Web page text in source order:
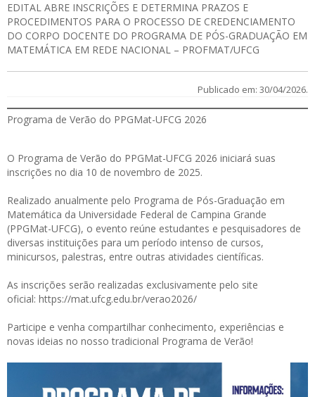
EDITAL ABRE INSCRIÇÕES E DETERMINA PRAZOS E
PROCEDIMENTOS PARA O PROCESSO DE CREDENCIAMENTO
DO CORPO DOCENTE DO PROGRAMA DE PÓS-GRADUAÇÃO EM
MATEMÁTICA EM REDE NACIONAL – PROFMAT/UFCG
Publicado em: 30/04/2026.
Programa de Verão do PPGMat-UFCG 2026
O Programa de Verão do PPGMat-UFCG 2026 iniciará suas
inscrições no dia 10 de novembro de 2025.
Realizado anualmente pelo Programa de Pós-Graduação em
Matemática da Universidade Federal de Campina Grande
(PPGMat-UFCG), o evento reúne estudantes e pesquisadores de
diversas instituições para um período intenso de cursos,
minicursos, palestras, entre outras atividades científicas.
As inscrições serão realizadas exclusivamente pelo site
oficial: https://mat.ufcg.edu.br/verao2026/
Participe e venha compartilhar conhecimento, experiências e
novas ideias no nosso tradicional Programa de Verão!